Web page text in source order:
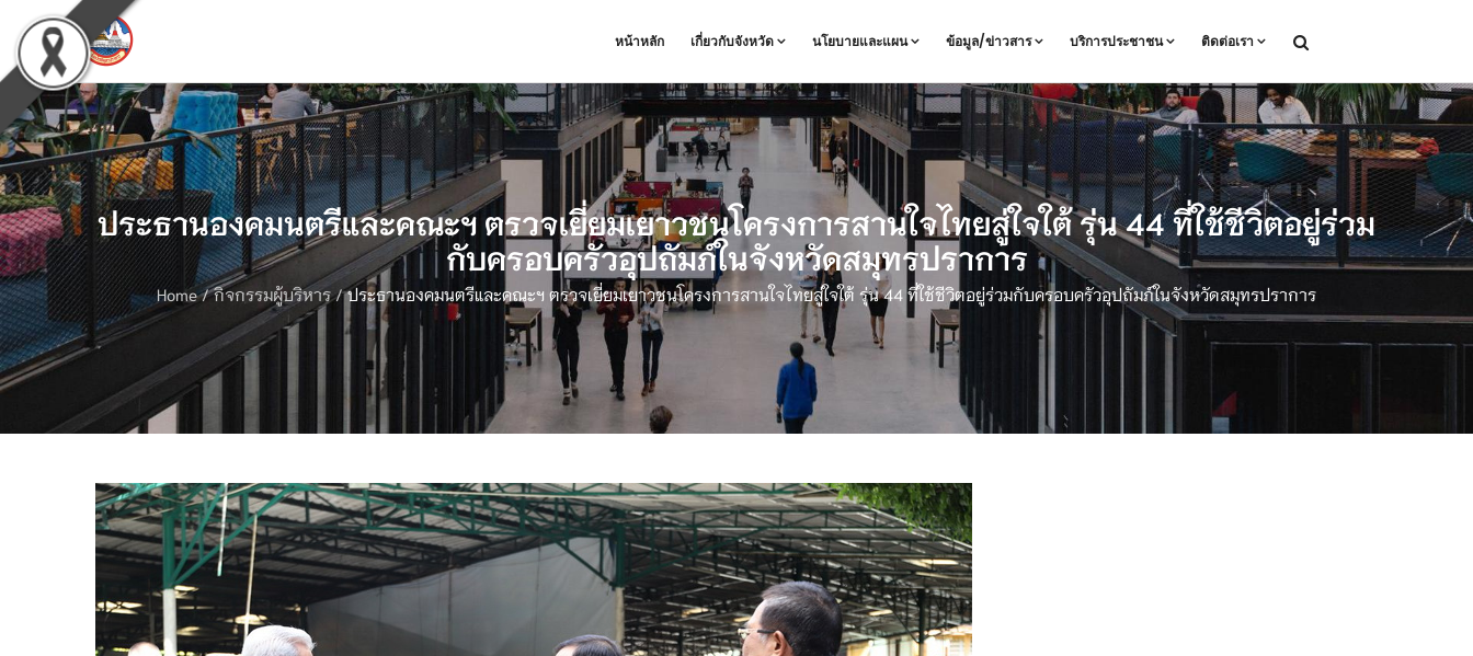
หน้าหลัก เกี่ยวกับจังหวัด นโยบายและแผน ข้อมูล/ข่าวสาร บริการประชาชน ติดต่อเรา
ประธานองคมนตรีและคณะฯ ตรวจเยี่ยมเยาวชนโครงการสานใจไทยสู่ใจใต้ รุ่น 44 ที่ใช้ชีวิตอยู่ร่วม
กับครอบครัวอุปถัมภ์ในจังหวัดสมุทรปราการ
Home/ กิจกรรมผู้บริหาร/ประธานองคมนตรีและคณะฯ ตรวจเยี่ยมเยาวชนโครงการสานใจไทยสู่ใจใต้ รุ่น 44 ที่ใช้ชีวิตอยู่ร่วมกับครอบครัวอุปถัมภ์ในจังหวัดสมุทรปราการ